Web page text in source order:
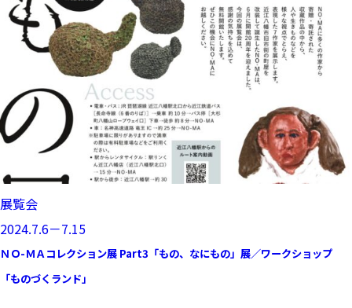
展覧会
2024.7.6－7.15
ＮＯ-ＭＡコレクション展 Part3「もの、なにもの」展／ワークショップ
「ものづくランド」